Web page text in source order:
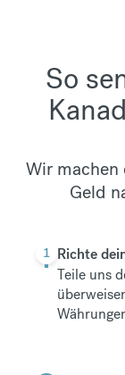
So
Wir machen
Geld
1 Richte
Teile uns